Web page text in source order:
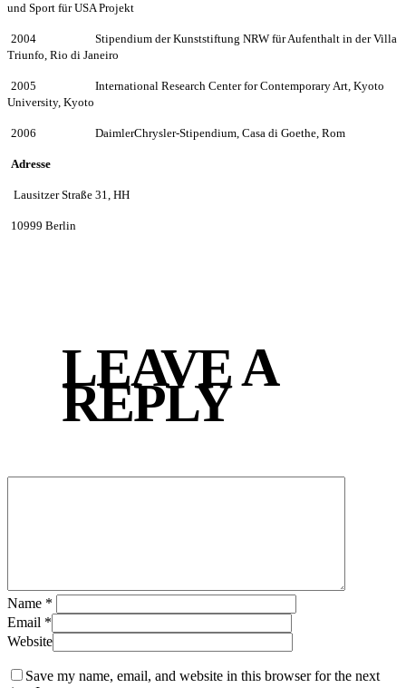
und Sport für USA Projekt
2004 Stipendium der Kunststiftung NRW für Aufenthalt in der Villa
Triunfo, Rio di Janeiro
2005
International Research Center for Contemporary Art, Kyoto
University, Kyoto
2006 DaimlerChrysler-Stipendium, Casa di Goethe, Rom
Adresse
Lausitzer Straße 31, HH
10999 Berlin
LEAVE A
REPLY
Name *
Email *
Website
Save my name, email, and website in this browser for the next